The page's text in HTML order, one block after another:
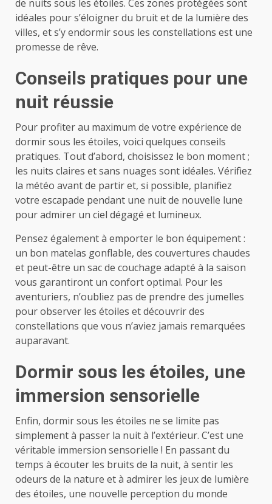
de nuits sous les étoiles. Ces zones protégées sont
idéales pour s’éloigner du bruit et de la lumière des
villes, et s’y endormir sous les constellations est une
promesse de rêve.
Conseils pratiques pour une
nuit réussie
Pour profiter au maximum de votre expérience de
dormir sous les étoiles, voici quelques conseils
pratiques. Tout d’abord, choisissez le bon moment ;
les nuits claires et sans nuages sont idéales. Vérifiez
la météo avant de partir et, si possible, planifiez
votre escapade pendant une nuit de nouvelle lune
pour admirer un ciel dégagé et lumineux.
Pensez également à emporter le bon équipement :
un bon matelas gonflable, des couvertures chaudes
et peut-être un sac de couchage adapté à la saison
vous garantiront un confort optimal. Pour les
aventuriers, n’oubliez pas de prendre des jumelles
pour observer les étoiles et découvrir des
constellations que vous n’aviez jamais remarquées
auparavant.
Dormir sous les étoiles, une
immersion sensorielle
Enfin, dormir sous les étoiles ne se limite pas
simplement à passer la nuit à l’extérieur. C’est une
véritable immersion sensorielle ! En passant du
temps à écouter les bruits de la nuit, à sentir les
odeurs de la nature et à admirer les jeux de lumière
des étoiles, une nouvelle perception du monde